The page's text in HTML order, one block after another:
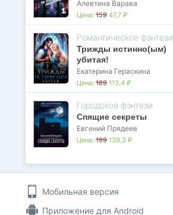
Алевтина Варава
Цена: 159 47,7 ₽
Романтическое фэнтези
Трижды истинно(ым)
убитая!
Екатерина Гераскина
Цена: 189 113,4 ₽
Городское фэнтези
Спящие секреты
Евгений Прядеев
Цена: 199 139,3 ₽
Мобильная версия
Приложение для Android